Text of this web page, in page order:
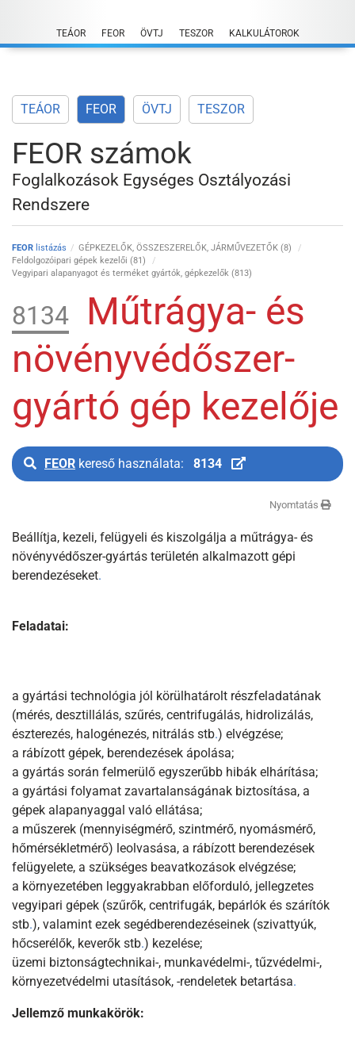
content
TEÁOR FEOR ÖVTJ TESZOR KALKULÁTOROK
TEÁOR FEOR ÖVTJ TESZOR
FEOR számok
Foglalkozások Egységes Osztályozási
Rendszere
FEOR listázás
GÉPKEZELŐK, ÖSSZESZERELŐK, JÁRMŰVEZETŐK (8)
Feldolgozóipari gépek kezelői (81)
Vegyipari alapanyagot és terméket gyártók, gépkezelők (813)
8134
Műtrágya- és
növényvédőszer-
gyártó gép kezelője
FEOR kereső használata: 8134
Nyomtatás
Beállítja, kezeli, felügyeli és kiszolgálja a műtrágya- és
növényvédőszer-gyártás területén alkalmazott gépi
berendezéseket.
Feladatai:
a gyártási technológia jól körülhatárolt részfeladatának
(mérés, desztillálás, szűrés, centrifugálás, hidrolizálás,
észterezés, halogénezés, nitrálás stb.) elvégzése;
a rábízott gépek, berendezések ápolása;
a gyártás során felmerülő egyszerűbb hibák elhárítása;
a gyártási folyamat zavartalanságának biztosítása, a
gépek alapanyaggal való ellátása;
a műszerek (mennyiségmérő, szintmérő, nyomásmérő,
hőmérsékletmérő) leolvasása, a rábízott berendezések
felügyelete, a szükséges beavatkozások elvégzése;
a környezetében leggyakrabban előforduló, jellegzetes
vegyipari gépek (szűrők, centrifugák, bepárlók és szárítók
stb.), valamint ezek segédberendezéseinek (szivattyúk,
hőcserélők, keverők stb.) kezelése;
üzemi biztonságtechnikai-, munkavédelmi-, tűzvédelmi-,
környezetvédelmi utasítások, -rendeletek betartása.
Jellemző munkakörök: